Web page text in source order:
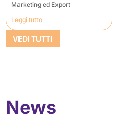
Marketing ed Export
Leggi tutto
VEDI TUTTI
News